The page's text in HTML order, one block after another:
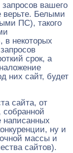
вашего
верьте. Белыми
ПС), такого
некоторых
срок, а
них сайт, будет
сайта, от
написанных
ну и
массы и
сайтов).